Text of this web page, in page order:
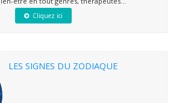
Cliquez ici
LES SIGNES DU ZODIAQUE